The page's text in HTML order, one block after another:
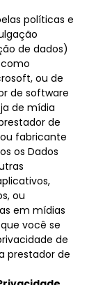
políticas e
de dados)
ou de
de software
de mídia
de
fabricante
os Dados
ou
em mídias
você se
de
prestador de